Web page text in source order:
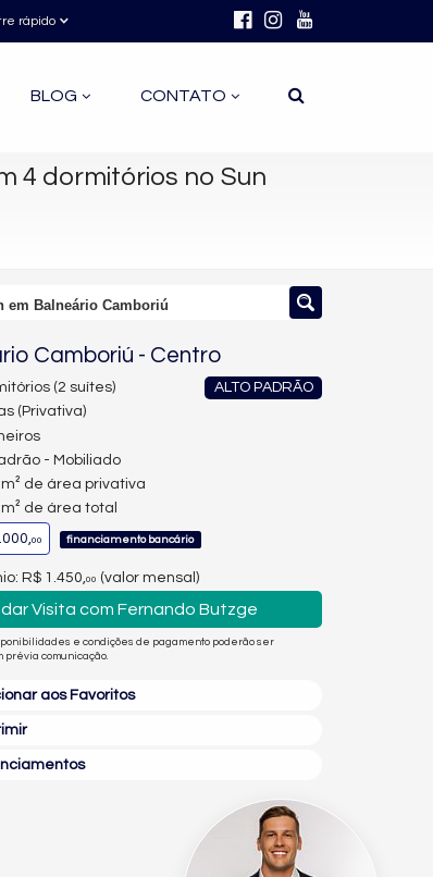
rápido
BLOG CONTATO
4 dormitórios no Sun
em Balneário Camboriú
Camboriú - Centro
ALTO PADRÃO
(2 suítes)
(Privativa)
- Mobiliado
m² de área privativa
m² de área total
00 financiamento bancário
R$ 1.450, 00 (valor mensal)
Visita com Fernando Butzge
e condições de pagamento poderão ser
prévia comunicação.
aos Favoritos